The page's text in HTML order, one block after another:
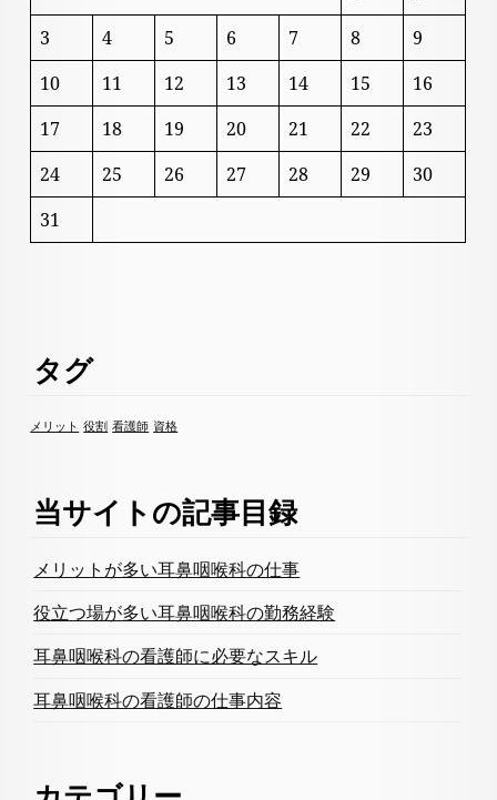
3
4 5 6 7 8
9
10
11 12 13 14 15
16
17
18 19 20 21 22
23
24
25 26 27 28 29
30
31
タグ
メリット 役割 看護師 資格
当サイトの記事目録
メリットが多い耳鼻咽喉科の仕事
役立つ場が多い耳鼻咽喉科の勤務経験
耳鼻咽喉科の看護師に必要なスキル
耳鼻咽喉科の看護師の仕事内容